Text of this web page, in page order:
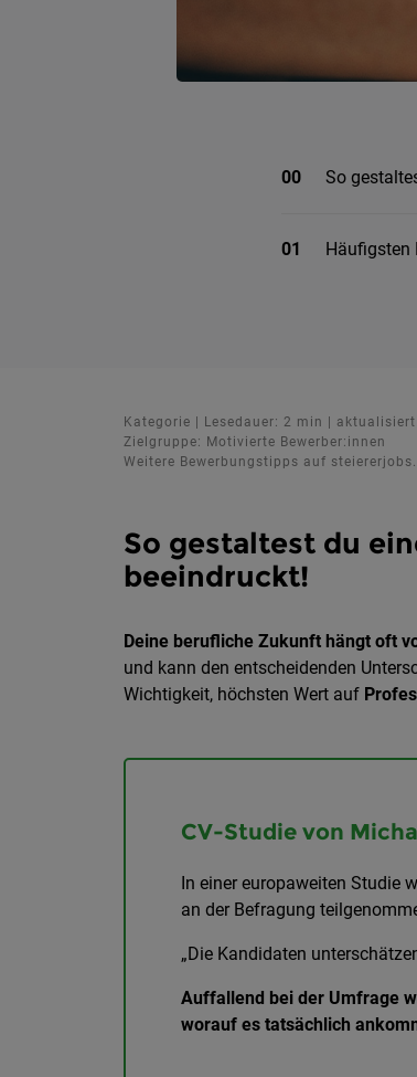
00 So
01 Häufigsten
Kategorie | Lesedauer: 2 min |
Zielgruppe: Motivierte Bewerber:innen
Weitere Bewerbungstipps auf
So gestaltest du
beeindruckt!
Deine berufliche Zukunft hängt oft
und kann den entscheidenden
Wichtigkeit, höchsten Wert auf
CV-Studie von
In einer europaweiten Studie
an der Befragung
„Die Kandidaten
Auffallend bei der Umfrage
worauf es tatsächlich